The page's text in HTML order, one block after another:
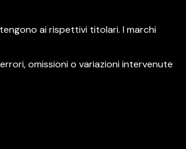
ai rispettivi titolari. I marchi
omissioni o variazioni intervenute